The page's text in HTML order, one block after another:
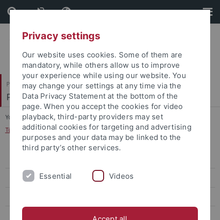
Skip
to
content
Skip
to
footer
Philosophische Fakultät
Philologisches Seminar
You are here: Startseite
...
Tübingen Working Group 'Narrative Dynamics in Latin Literature'
Brill's Narratological Commentaries on Ancient Texts
GRK 1808 Ambiguität (2013–2022)
Privacy settings
Our website uses cookies. Some of them are
mandatory, while others allow us to improve
your experience while using our website. You
may change your settings at any time via the
Data Privacy Statement at the bottom of the
page. When you accept the cookies for video
playback, third-party providers may set
additional cookies for targeting and advertising
purposes and your data may be linked to the
third party’s other services.
Essential Videos